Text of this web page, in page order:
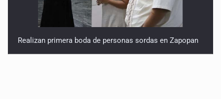
Realizan primera boda de personas sordas en Zapopan